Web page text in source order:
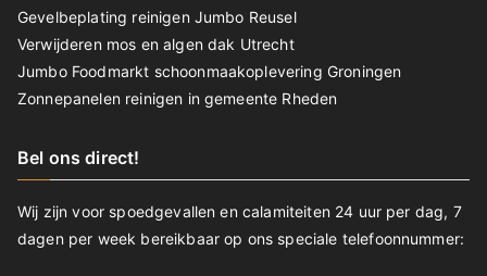
Gevelbeplating reinigen Jumbo Reusel
Verwijderen mos en algen dak Utrecht
Jumbo Foodmarkt schoonmaakoplevering Groningen
Zonnepanelen reinigen in gemeente Rheden
Bel ons direct!
Wij zijn voor spoedgevallen en calamiteiten 24 uur per dag, 7
dagen per week bereikbaar op ons speciale telefoonnummer: